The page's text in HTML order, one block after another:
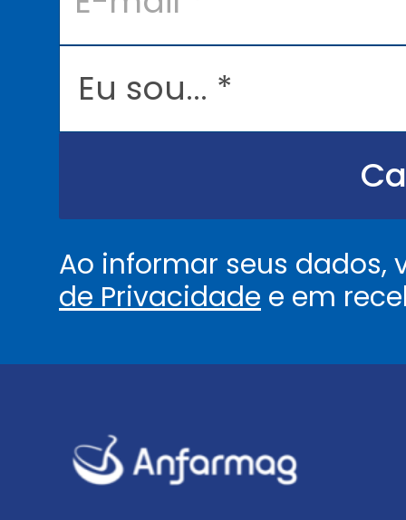
lE
.
Ao informar seus
de Privacidade e em